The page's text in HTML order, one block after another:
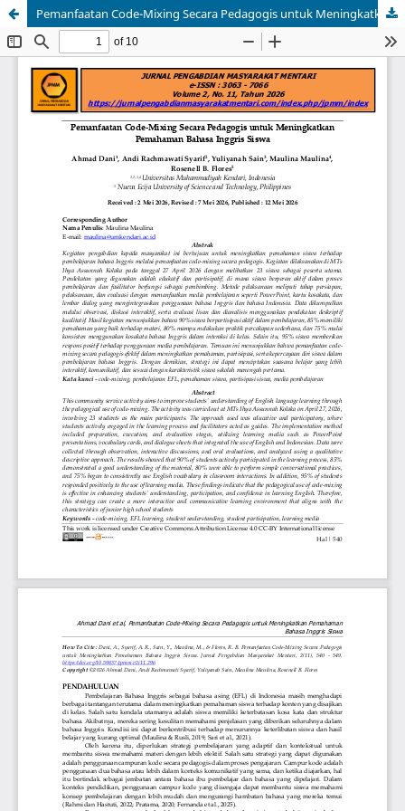
Pemanfaatan Code-Mixing Secara Pedagogis untuk Meningkatkan Pemahaman Bahasa Inggris Siswa